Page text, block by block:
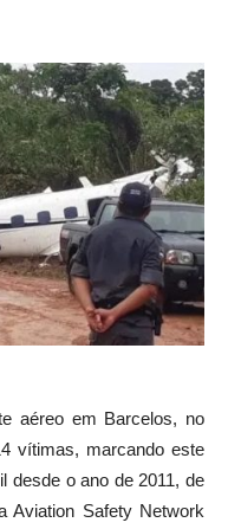
aéreo em Barcelos, no
vítimas, marcando este
desde o ano de 2011, de
Aviation Safety Network